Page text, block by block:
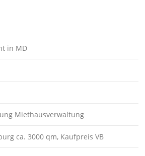
in MD
Miethausverwaltung
ca. 3000 qm, Kaufpreis VB